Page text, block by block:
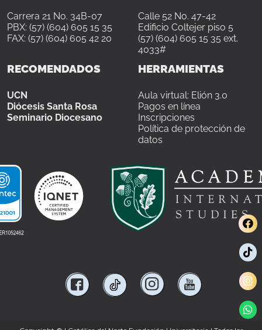
Carrera 21 No. 34B-07
PBX: (57) (604) 605 15 35
FAX: (57) (604) 605 42 20
Calle 52 No. 47-42
Edificio Coltejer piso 5
(57) (604) 605 15 35 ext.
4033#
RECOMENDADOS
UCN
Diócesis Santa Rosa
Seminario Diocesano
HERRAMIENTAS
Aula virtual: Elión 3.0
Pagos en línea
Inscripciones
Política de protección de
datos